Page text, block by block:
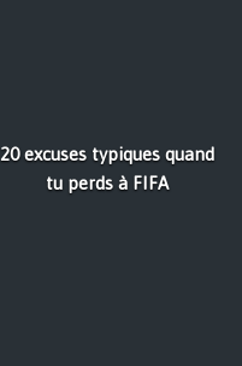
20 excuses typiques quand
tu perds à FIFA